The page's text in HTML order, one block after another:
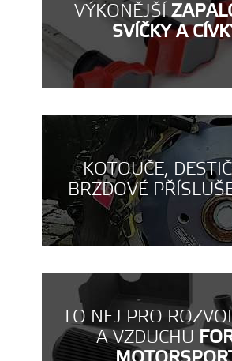
VÝKONĚJŠÍ
SVÍČKY A
KOTOUČE,
BRZDOVÉ
TO NEJ PRO
A VZDUCHU